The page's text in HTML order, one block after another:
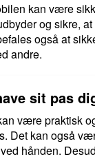
kan være
og sikre,
også at
andre.
sit pas
være praktisk
Det kan også
hånden.